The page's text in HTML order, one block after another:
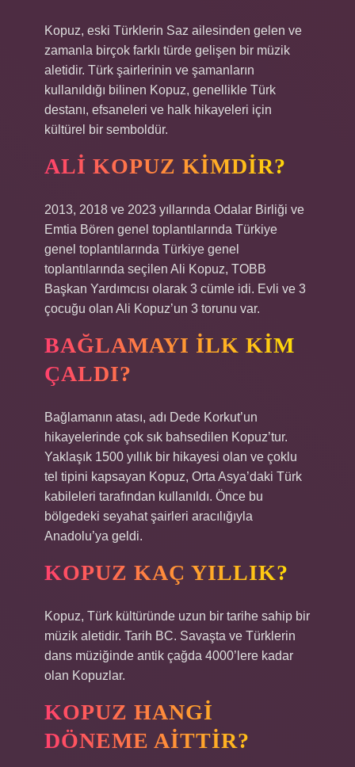
Kopuz, eski Türklerin Saz ailesinden gelen ve
zamanla birçok farklı türde gelişen bir müzik
aletidir. Türk şairlerinin ve şamanların
kullanıldığı bilinen Kopuz, genellikle Türk
destanı, efsaneleri ve halk hikayeleri için
kültürel bir semboldür.
ALI KOPUZ KIMDIR?
2013, 2018 ve 2023 yıllarında Odalar Birliği ve
Emtia Bören genel toplantılarında Türkiye
genel toplantılarında Türkiye genel
toplantılarında seçilen Ali Kopuz, TOBB
Başkan Yardımcısı olarak 3 cümle idi. Evli ve 3
çocuğu olan Ali Kopuz’un 3 torunu var.
BAĞLAMAYI ILK KIM
ÇALDI?
Bağlamanın atası, adı Dede Korkut’un
hikayelerinde çok sık bahsedilen Kopuz’tur.
Yaklaşık 1500 yıllık bir hikayesi olan ve çoklu
tel tipini kapsayan Kopuz, Orta Asya’daki Türk
kabileleri tarafından kullanıldı. Önce bu
bölgedeki seyahat şairleri aracılığıyla
Anadolu’ya geldi.
KOPUZ KAÇ YILLIK?
Kopuz, Türk kültüründe uzun bir tarihe sahip bir
müzik aletidir. Tarih BC. Savaşta ve Türklerin
dans müziğinde antik çağda 4000’lere kadar
olan Kopuzlar.
KOPUZ HANGI
DÖNEME AITTIR?